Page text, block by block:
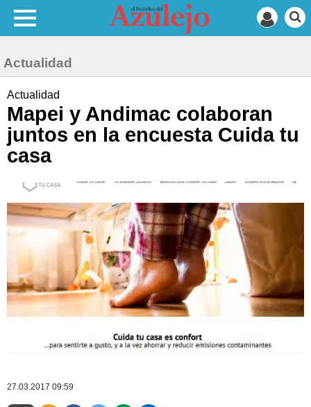
Actualidad
Actualidad
Mapei y Andimac colaboran
juntos en la encuesta Cuida tu
casa
27.03.2017 09:59